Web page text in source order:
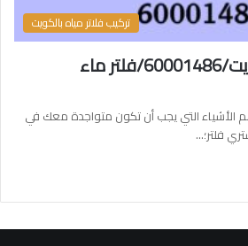
تركيب فلاتر مياه بالكويت
فلتر باناسونيك الكويت/60001486/فلتر ماء
الأشياء التي يجب أن تكون متواجدة معك في
فلتر؛…